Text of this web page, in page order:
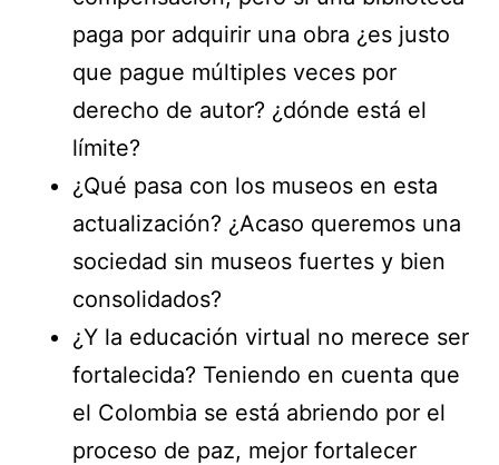
paga por adquirir una obra ¿es justo
que pague múltiples veces por
derecho de autor? ¿dónde está el
límite?
¿Qué pasa con los museos en esta
actualización? ¿Acaso queremos una
sociedad sin museos fuertes y bien
consolidados?
¿Y la educación virtual no merece ser
fortalecida? Teniendo en cuenta que
el Colombia se está abriendo por el
proceso de paz, mejor fortalecer